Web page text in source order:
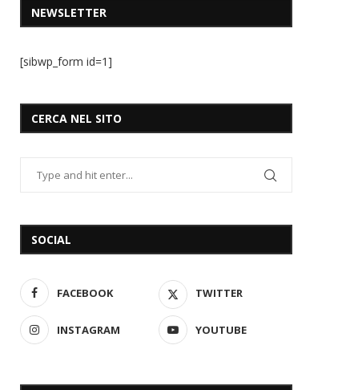
NEWSLETTER
[sibwp_form id=1]
CERCA NEL SITO
SOCIAL
FACEBOOK TWITTER
INSTAGRAM YOUTUBE